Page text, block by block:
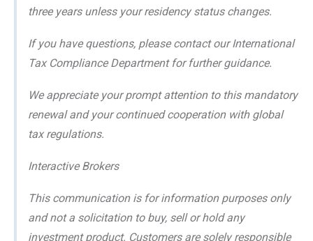
three years unless your residency status changes.
If you have questions, please contact our International
Tax Compliance Department for further guidance.
We appreciate your prompt attention to this mandatory
renewal and your continued cooperation with global
tax regulations.
Interactive Brokers
This communication is for information purposes only
and not a solicitation to buy, sell or hold any
investment product. Customers are solely responsible